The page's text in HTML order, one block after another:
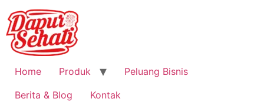
Home Produk
Peluang Bisnis
Berita & Blog
Kontak